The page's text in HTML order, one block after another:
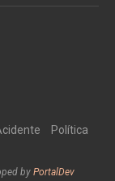
Política
by PortalDev